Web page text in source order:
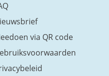
via QR code